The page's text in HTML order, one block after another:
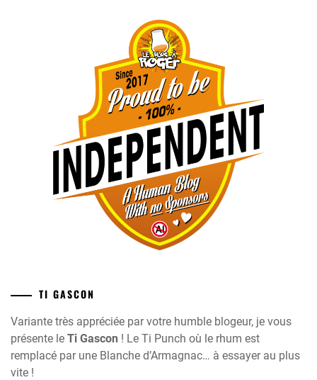
TI GASCON
Variante très appréciée par votre humble blogeur, je vous
présente le Ti Gascon ! Le Ti Punch où le rhum est
remplacé par une Blanche d’Armagnac… à essayer au plus
vite !